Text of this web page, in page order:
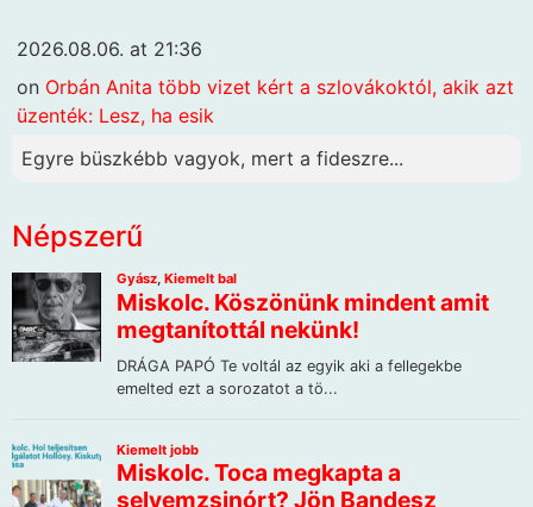
2026.08.06. at 21:36
on Orbán Anita több vizet kért a szlovákoktól, akik azt
üzenték: Lesz, ha esik
Egyre büszkébb vagyok, mert a fideszre...
Népszerű